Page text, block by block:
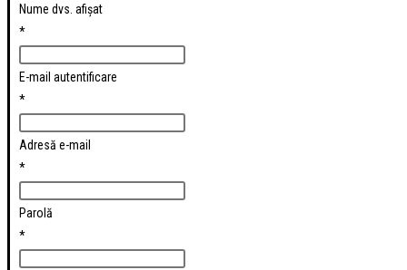
Nume dvs. afișat
*
E-mail autentificare
*
Adresă e-mail
*
Parolă
*